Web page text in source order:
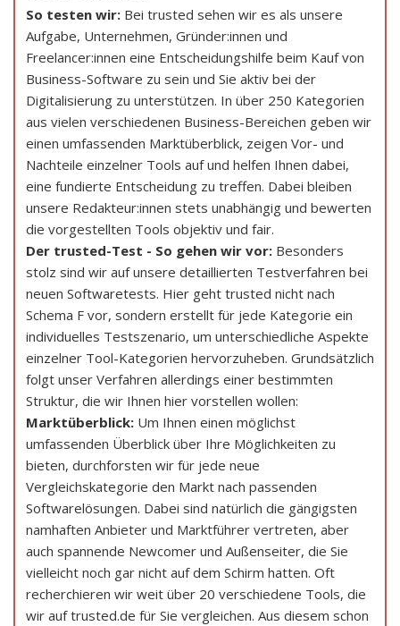
So testen wir: Bei trusted sehen wir es als unsere
Aufgabe, Unternehmen, Gründer:innen und
Freelancer:innen eine Entscheidungshilfe beim Kauf von
Business-Software zu sein und Sie aktiv bei der
Digitalisierung zu unterstützen. In über 250 Kategorien
aus vielen verschiedenen Business-Bereichen geben wir
einen umfassenden Marktüberblick, zeigen Vor- und
Nachteile einzelner Tools auf und helfen Ihnen dabei,
eine fundierte Entscheidung zu treffen. Dabei bleiben
unsere Redakteur:innen stets unabhängig und bewerten
die vorgestellten Tools objektiv und fair.
Der trusted-Test - So gehen wir vor: Besonders
stolz sind wir auf unsere detaillierten Testverfahren bei
neuen Softwaretests. Hier geht trusted nicht nach
Schema F vor, sondern erstellt für jede Kategorie ein
individuelles Testszenario, um unterschiedliche Aspekte
einzelner Tool-Kategorien hervorzuheben. Grundsätzlich
folgt unser Verfahren allerdings einer bestimmten
Struktur, die wir Ihnen hier vorstellen wollen:
Marktüberblick: Um Ihnen einen möglichst
umfassenden Überblick über Ihre Möglichkeiten zu
bieten, durchforsten wir für jede neue
Vergleichskategorie den Markt nach passenden
Softwarelösungen. Dabei sind natürlich die gängigsten
namhaften Anbieter und Marktführer vertreten, aber
auch spannende Newcomer und Außenseiter, die Sie
vielleicht noch gar nicht auf dem Schirm hatten. Oft
recherchieren wir weit über 20 verschiedene Tools, die
wir auf trusted.de für Sie vergleichen. Aus diesem schon